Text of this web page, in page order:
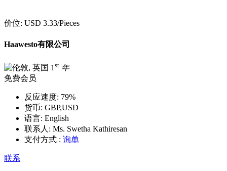
价位: USD 3.33/Pieces
Haawesto有限公司
1 st 年
免费会员
反应速度: 79%
货币: GBP,USD
语言: English
联系人: Ms. Swetha Kathiresan
支付方式 : 询单
联系